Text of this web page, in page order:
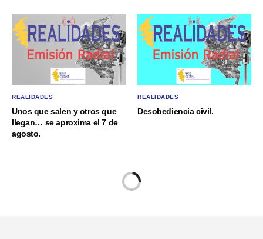
REALIDADES
Unos que salen y otros que
llegan… se aproxima el 7 de
agosto.
REALIDADES
Desobediencia civil.